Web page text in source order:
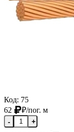
Код: 75
62
₽/пог. м
- +